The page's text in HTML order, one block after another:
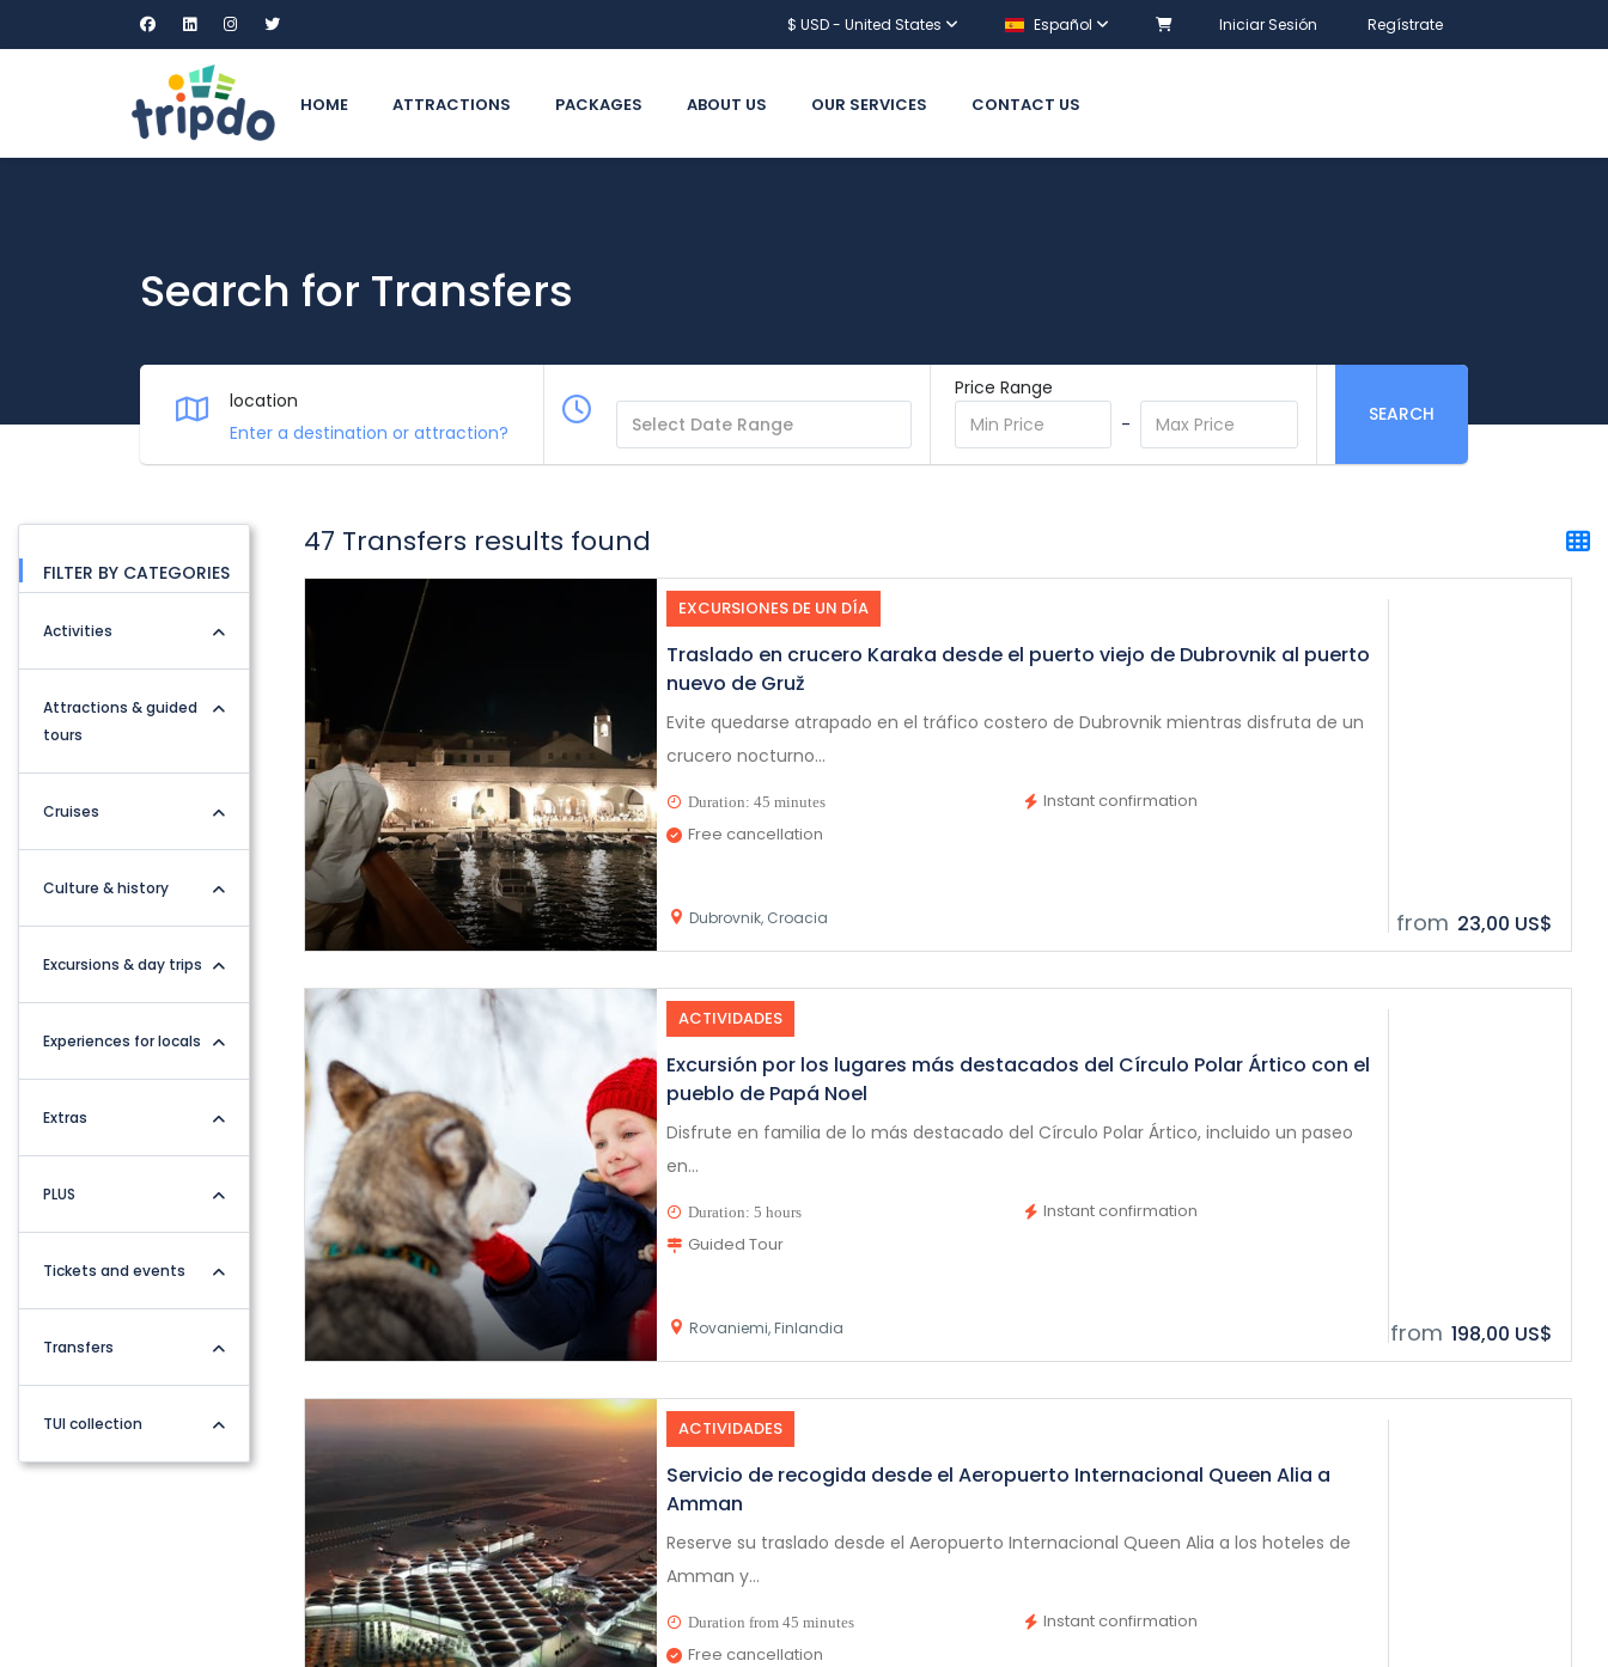
$ USD - United States Español Iniciar Sesión Regístrate
HOME ATTRACTIONS PACKAGES ABOUT US OUR SERVICES CONTACT US
Search for Transfers
location
Price Range
-
SEARCH
FILTER BY CATEGORIES
Activities
Attractions & guided
tours
Cruises
Culture & history
Excursions & day trips
Experiences for locals
Extras
PLUS
Tickets and events
Transfers
TUI collection
47 Transfers results found
EXCURSIONES DE UN DÍA
Traslado en crucero Karaka desde el puerto viejo de Dubrovnik al puerto
nuevo de Gruž
Evite quedarse atrapado en el tráfico costero de Dubrovnik mientras disfruta de un
crucero nocturno...
Duration: 45 minutes
Instant confirmation
Free cancellation
Dubrovnik, Croacia from 23,00 US$
ACTIVIDADES
Excursión por los lugares más destacados del Círculo Polar Ártico con el
pueblo de Papá Noel
Disfrute en familia de lo más destacado del Círculo Polar Ártico, incluido un paseo
en...
Duration: 5 hours
Instant confirmation
Guided Tour
Rovaniemi, Finlandia from 198,00 US$
ACTIVIDADES
Servicio de recogida desde el Aeropuerto Internacional Queen Alia a
Amman
Reserve su traslado desde el Aeropuerto Internacional Queen Alia a los hoteles de
Amman y...
Duration from 45 minutes
Instant confirmation
Free cancellation